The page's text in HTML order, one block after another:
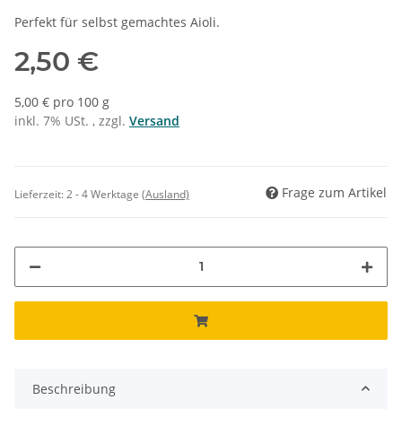
Perfekt für selbst gemachtes Aioli.
2,50 €
5,00 € pro 100 g
inkl. 7% USt. , zzgl. Versand
Lieferzeit:2 - 4 Werktage (Ausland) Frage zum Artikel
Beschreibung